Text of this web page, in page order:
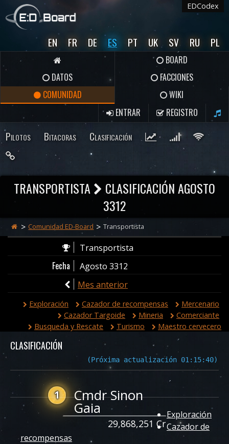
EDCodex
EN FR DE ES PT UK SV RU PL
BOARD
DATOS
FACCIONES
COMUNIDAD
WIKI
ENTRAR
REGISTRO
Pilotos Bitacoras Clasificación
TRANSPORTISTA
CLASIFICACIÓN AGOSTO
3312
Comunidad ED-Board Transportista
Transportista
Fecha
Agosto 3312
Mes anterior
Exploración Cazador de recompensas
Mercenario
Cazador Targoide
Mineria
Comerciante
Busqueda y Rescate
Turismo Maestro cervecero
CLASIFICACIÓN
(Próxima actualización 01:15:40)
1 Cmdr Sinon
Gaia
29,868,251 Cr
Exploración
Cazador de
recompensas